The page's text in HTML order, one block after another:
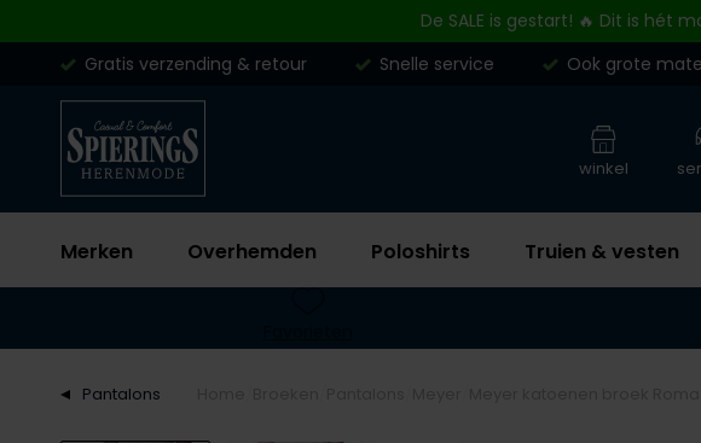
De SALE is gestart! 🔥 Dit is hét
Gratis verzending & retour
Snelle service Ook grote
Merken Overhemden Poloshirts Truien & vesten
winkel
Pantalons